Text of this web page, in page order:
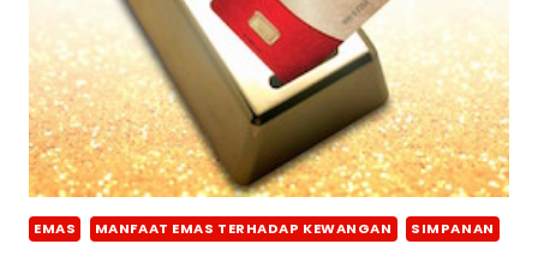
EMAS MANFAAT EMAS TERHADAP KEWANGAN SIMPANAN